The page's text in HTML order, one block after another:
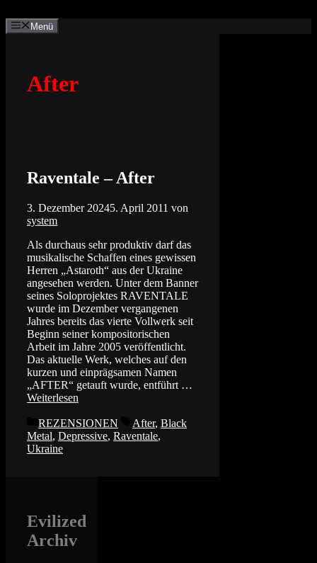
Inhalt
springen
Menü
After
Raventale – After
3. Dezember 20245. April 2011 von
system
Als durchaus sehr produktiv darf das
musikalische Schaffen eines gewissen
Herren „Astaroth“ aus der Ukraine
angesehen werden. Unter dem Banner
seines Soloprojektes RAVENTALE
wurde im Dezember vergangenen
Jahres bereits das vierte Vollwerk seit
Beginn seiner kompositorischen
Arbeit im Jahre 2005 veröffentlicht.
Das aktuelle Werk, welches auf den
kurzen und einprägsamen Namen
„AFTER“ getauft wurde, entführt …
Weiterlesen
Kategorien
REZENSIONEN Schlagwörter
After, Black
Metal, Depressive, Raventale,
Ukraine
Evilized
Archiv